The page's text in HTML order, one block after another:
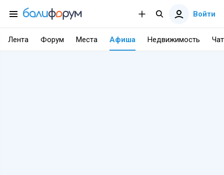
Войти
Лента Форум Места Афиша Недвижимость Чат